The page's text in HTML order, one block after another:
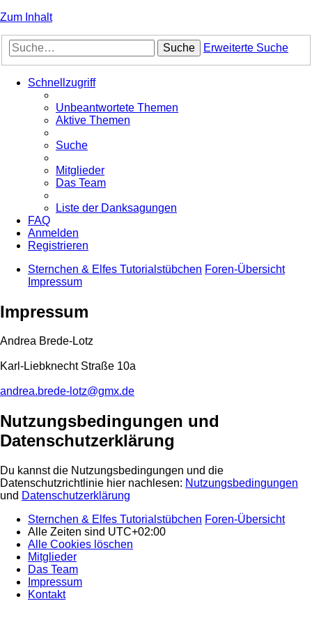
Zum Inhalt
Suche Erweiterte Suche
Schnellzugriff
Unbeantwortete Themen
Aktive Themen
Suche
Mitglieder
Das Team
Liste der Danksagungen
FAQ
Anmelden
Registrieren
Sternchen & Elfes Tutorialstübchen Foren-Übersicht
Impressum
Impressum
Andrea Brede-Lotz
Karl-Liebknecht Straße 10a
andrea.brede-lotz@gmx.de
Nutzungsbedingungen und
Datenschutzerklärung
Du kannst die Nutzungsbedingungen und die
Datenschutzrichtlinie hier nachlesen: Nutzungsbedingungen
und Datenschutzerklärung
Sternchen & Elfes Tutorialstübchen Foren-Übersicht
Alle Zeiten sind UTC+02:00
Alle Cookies löschen
Mitglieder
Das Team
Impressum
Kontakt